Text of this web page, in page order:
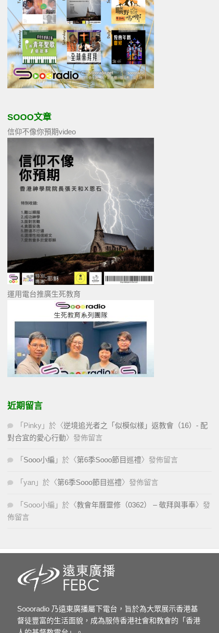
SOOO文章
信仰不像你預期video
運用電台推廣生死教育
近期留言
「 Pinky 」於〈逆境追光者之「似模似樣」返教會（16）- 配
對合宜的愛心行動〉發佈留言
「 Sooo小編 」於〈第6季Sooo節目巡禮〉發佈留言
「 yan 」於〈第6季Sooo節目巡禮〉發佈留言
「 Sooo小編 」於〈教會年曆靈修（0362） – 敬拜與事奉〉發
佈留言
Soooradio 乃遠東廣播屬下電台，旨於為大眾展示香港基
督徒豐富的生活面貌，成為服侍香港社會和教會的「香港